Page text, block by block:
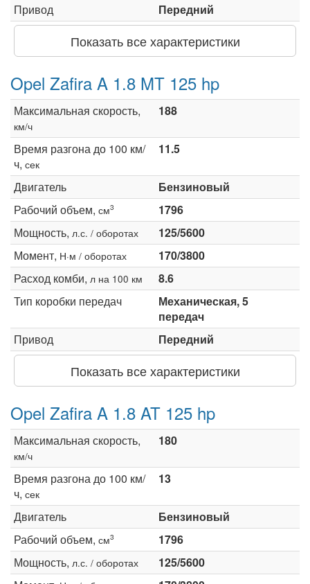
Привод
Передний
Показать все характеристики
Opel Zafira A 1.8 MT 125 hp
Максимальная скорость,
км/ч
188
Время разгона до 100 км/
ч, сек
11.5
Двигатель
Бензиновый
Рабочий объем, см3
1796
Мощность, л.с. / оборотах
125/5600
Момент, Н·м / оборотах
170/3800
Расход комби, л на 100 км
8.6
Тип коробки передач
Механическая, 5
передач
Привод
Передний
Показать все характеристики
Opel Zafira A 1.8 AT 125 hp
Максимальная скорость,
км/ч
180
Время разгона до 100 км/
ч, сек
13
Двигатель
Бензиновый
Рабочий объем, см3
1796
Мощность, л.с. / оборотах
125/5600